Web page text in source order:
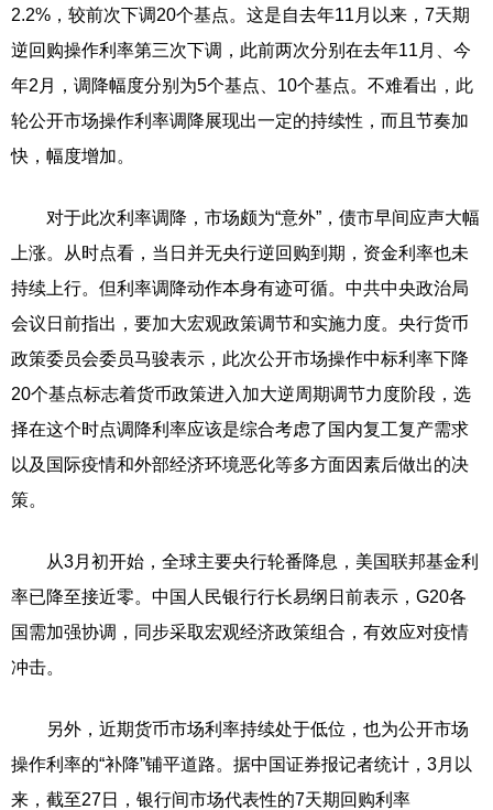
2.2%，较前次下调20个基点。这是自去年11月以来，7天期
逆回购操作利率第三次下调，此前两次分别在去年11月、今
年2月，调降幅度分别为5个基点、10个基点。不难看出，此
轮公开市场操作利率调降展现出一定的持续性，而且节奏加
快，幅度增加。
对于此次利率调降，市场颇为“意外”，债市早间应声大幅
上涨。从时点看，当日并无央行逆回购到期，资金利率也未
持续上行。但利率调降动作本身有迹可循。中共中央政治局
会议日前指出，要加大宏观政策调节和实施力度。央行货币
政策委员会委员马骏表示，此次公开市场操作中标利率下降
20个基点标志着货币政策进入加大逆周期调节力度阶段，选
择在这个时点调降利率应该是综合考虑了国内复工复产需求
以及国际疫情和外部经济环境恶化等多方面因素后做出的决
策。
从3月初开始，全球主要央行轮番降息，美国联邦基金利
率已降至接近零。中国人民银行行长易纲日前表示，G20各
国需加强协调，同步采取宏观经济政策组合，有效应对疫情
冲击。
另外，近期货币市场利率持续处于低位，也为公开市场
操作利率的“补降”铺平道路。据中国证券报记者统计，3月以
来，截至27日，银行间市场代表性的7天期回购利率